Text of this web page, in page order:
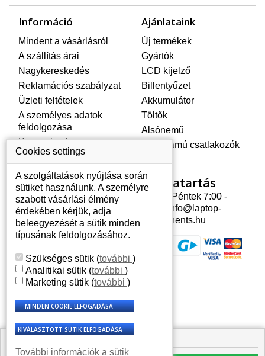
laptoppal legnagyobb óvatossággal
bekövetkezett sérülések közé a
mechanikai sérüléseket lehet besorolni,
mint pl. széttört vagy megrepedt kijelző.
Továbbá még a függőleges csíkozást,
kijelző sötétségét, villogását vagy
egyenetlen fényességét.
LEGMAGASABB MINŐSÉGŰ
LCD KIJELZŐ!
A raktáron csakis eredeti
jótállás egész ideje alatt a pixelek
hibásodása nélkül, teljesítik az
A+ minőségi kategória igényes
feltételeit.
HOGYAN TUDJA MEGÁLLAPÍTANI
MILYEN KIJELZŐ SZÜKSÉGES A
A kijelzőt a laptop modeljle alapján lehet
kikeresni, amely megjelölés megtalálható
a laptop alulsó részén található címkén
ábrázolva van egy keretben vagy a
billentyűzetnél a vázon is. Abban az
esetben, amennyiben a sérült vagy
megrepedt kijelző le van szerelve, a típus
Információ
Mindent a vásárlásról
A szállítás árai
Nagykereskedés
Reklamációs szabályzat
Üzleti feltételek
A személyes adatok
feldolgozása
Kapcsolatok
Ajánlataink
Új termékek
Gyártók
LCD kijelző
Billentyűzet
Akkumulátor
Töltők
Alsónemű
Erősáramú csatlakozók
Az Ön számlája
Az Ön számlája
Személyes információk
Címek
Nyitvatartás
Hétfõ - Péntek 7:00 -
15:30 info@laptop-
components.hu
Cookies settings
A szolgáltatások nyújtása során
sütiket használunk. A személyre
szabott vásárlási élmény
érdekében kérjük, adja
beleegyezését a sütik minden
típusának feldolgozásához.
Szükséges sütik (további )
Analitikai sütik (további )
Marketing sütik (további )
További információk a sütik